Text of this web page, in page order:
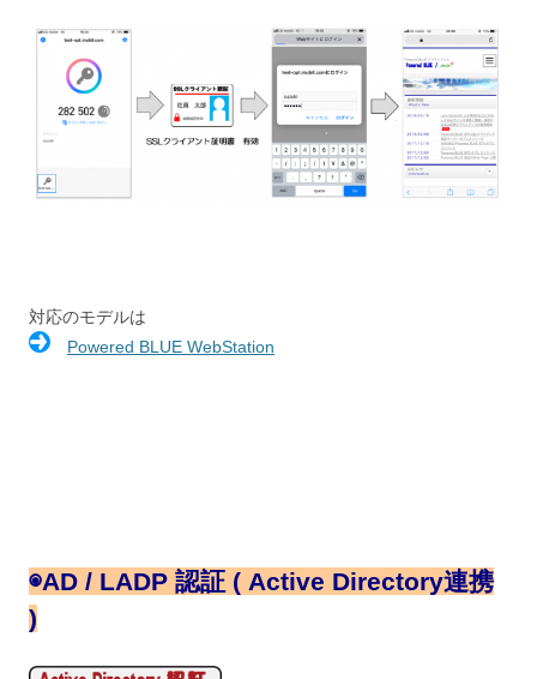
対応のモデルは
Powered BLUE WebStation
◉AD / LADP 認証 ( Active Directory連携
)